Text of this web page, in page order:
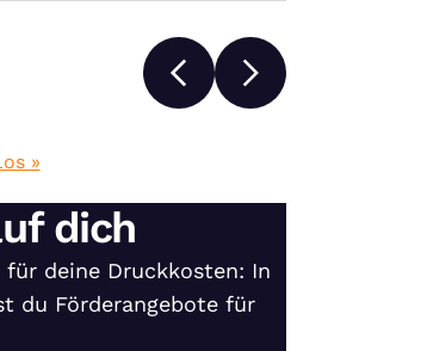
»
dich
deine Druckkosten: In
du Förderangebote für